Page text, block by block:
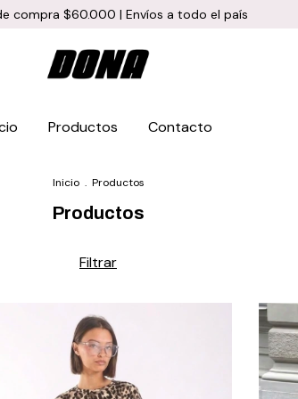
compra $60.000 | Envíos a todo el país
Productos Contacto
Inicio . Productos
Productos
Filtrar